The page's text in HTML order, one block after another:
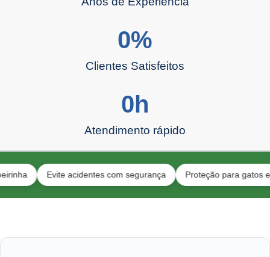
Clientes Satisfeitos
0%
Atendimento rápido
0h
Evite acidentes com segurança Proteção para gatos e bebês